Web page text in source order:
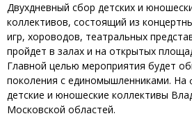
Двухдневный сбор детских и
коллективов, состоящий из
игр, хороводов, театральных
пройдет в залах и на открытых
Главной целью мероприятия будет
поколения с единомышленниками. На
детские и юношеские коллективы
Московской областей.